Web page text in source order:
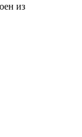
из